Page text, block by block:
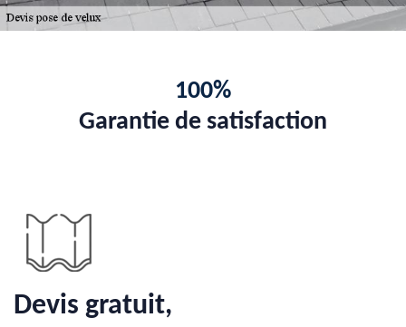
100%
Garantie de satisfaction
Devis gratuit,